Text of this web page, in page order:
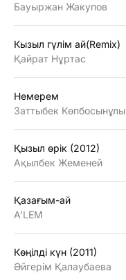
Бауыржан Жакупов
Кызыл гүлiм ай(Remix)
Қайрат Нұртас
Немерем
Заттыбек Көпбосынұлы
Қызыл өрiк (2012)
Ақылбек Жеменей
Қазағым-ай
A'LEM
Көңiлдi күн (2011)
Әйгерiм Қалаубаева